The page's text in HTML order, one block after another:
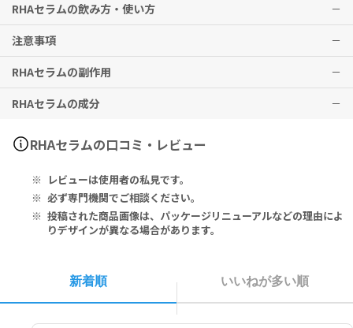
肌の疲労感を解消し、滑らかでしっとりとしたハリツヤを与えるとと
もに、明るい肌色へと導きます。
※有用性には個人差がありますことを予めご了承ください。
RHAセラムの飲み方・使い方
午前と夕方、他のTEOXANEシリーズでケアをする前に、顔や首に2～
3プッシュの量を塗布してください。
注意事項
本品や、含有成分にアレルギーのある方は、使用をお控えください。
薬剤を服用中の方、治療中の方は、本品使用前に必ず医師にご相談く
ださい。
直射日光の当たらない涼しい場所に保管してください。
ビオチンの多量摂取は、疾病等の検査結果に影響を与える場合がござ
ださい。
RHAセラムの副作用
特に副作用は報告されておりませんが、異常を感じた際はただちに使
RHAセラムの成分
RHA (Resilient Hyaluronic Acid), Novhyal G(N-Acetyl Glucosa
mine-6-Phosphate), Antioxidants combination.
Other Ingredients Other:
Aqua(Water), Diglycerin, Propanediol, Glycerin, Phosphate
Buffered Saline, Imperata Cylindrica Root Extract, Hydroxye
thyl Acrylate/Sodium AcryloylDimethyl Taurate Copolymer, S
a Extract, PPG-26-Buteth-26, PEG-40 Hydrogenated Castor
Oil, Sodium Hyaluronate Crosspolymer-2, Disodium Acetyl Gl
ucosamine Phosphate, Glyceryl Acrylate/Acrylic Acid Copoly
mer, Polysorbate 60, Sorbitan Isostearate, Caprylyl Glycol,
RHAセラムの口コミ・レビュー
レビューは使用者の私見です。
必ず専門機関でご相談ください。
投稿された商品画像は、パッケージリニューアルなどの理由によ
りデザインが異なる場合があります。
新着順 いいねが多い順